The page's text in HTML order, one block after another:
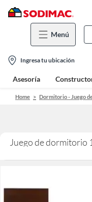
Menú
location-
icon
Ingresa tu ubicación
Asesoría
Home Dormitorio - Juego
Juego de dormitorio